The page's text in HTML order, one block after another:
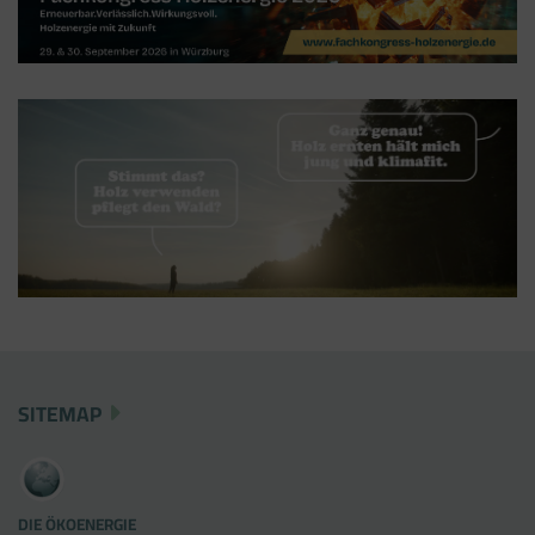
SITEMAP
DIE ÖKOENERGIE
ein "Container", über den Sie u.a. verschiedene
Tracking- und Remarketing-Codes gebündelt
Google Analytics über den Tag Manager
einbinden, werden Cookies gesetzt. Diese
Cookies stammen aber von Google Analytics
und nicht vom Tag Manager selbst.